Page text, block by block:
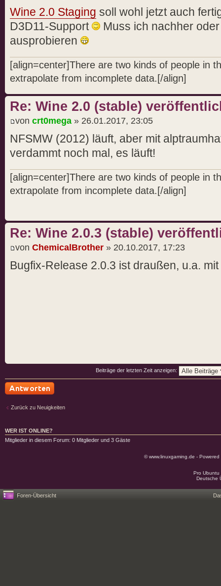
Wine 2.0 Staging soll wohl jetzt auch
D3D11-Support
Muss ich nachher
ausprobieren
[align=center]There are two kinds of people in
extrapolate from incomplete data.[/align]
Re: Wine 2.0 (stable)
von crt0mega » 26.01.2017, 23:05
NFSMW (2012) läuft, aber mit
verdammt noch mal, es läuft!
[align=center]There are two kinds of people in
extrapolate from incomplete data.[/align]
Re: Wine 2.0.3 (stable)
von ChemicalBrother » 20.10.2017, 17:23
Bugfix-Release 2.0.3 ist draußen, u.a.
Beiträge der letzten Zeit anzeigen:
Zurück zu Neuigkeiten
WER IST ONLINE?
Mitglieder in diesem Forum: 0 Mitglieder und 3 Gäste
© www.linuxgaming.de -
Pro
Deutsche
Foren-Übersicht